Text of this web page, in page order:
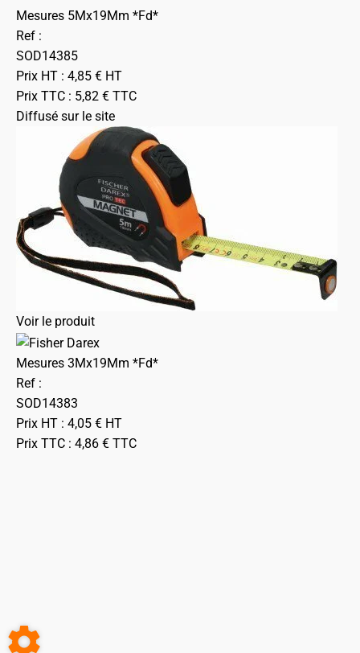
Mesures 5Mx19Mm *Fd*
Ref :
SOD14385
Prix HT : 4,85 € HT
Prix TTC : 5,82 € TTC
Diffusé sur le site
Voir le produit
Mesures 3Mx19Mm *Fd*
Ref :
SOD14383
Prix HT : 4,05 € HT
Prix TTC : 4,86 € TTC